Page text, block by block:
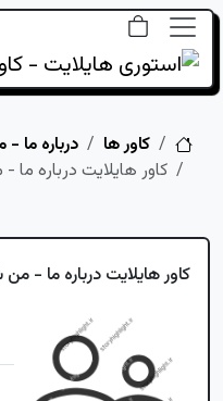
خانهکاور ها
درباره ما -
کاور هایلایت درباره ما -
کاور هایلایت درباره ما - من